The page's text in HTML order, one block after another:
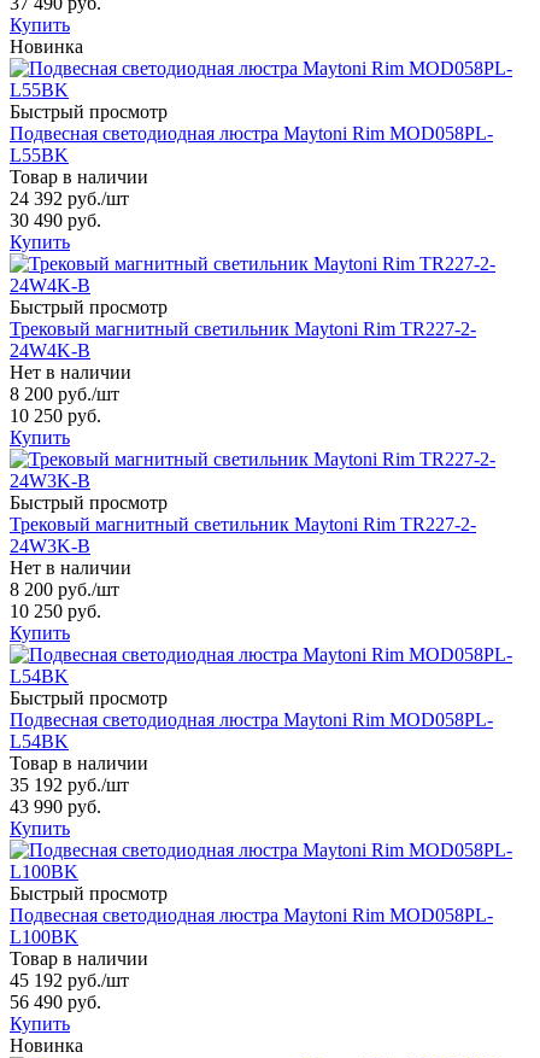
Купить
Новинка
Быстрый просмотр
Подвесная светодиодная люстра Maytoni Rim MOD058PL-
L55BK
Товар в наличии
24 392 руб./шт
30 490 руб.
Купить
Быстрый просмотр
Трековый магнитный светильник Maytoni Rim TR227-2-
24W4K-B
Нет в наличии
8 200 руб./шт
10 250 руб.
Купить
Быстрый просмотр
Трековый магнитный светильник Maytoni Rim TR227-2-
24W3K-B
Нет в наличии
8 200 руб./шт
10 250 руб.
Купить
Быстрый просмотр
Подвесная светодиодная люстра Maytoni Rim MOD058PL-
L54BK
Товар в наличии
35 192 руб./шт
43 990 руб.
Купить
Быстрый просмотр
Подвесная светодиодная люстра Maytoni Rim MOD058PL-
L100BK
Товар в наличии
45 192 руб./шт
56 490 руб.
Купить
Новинка